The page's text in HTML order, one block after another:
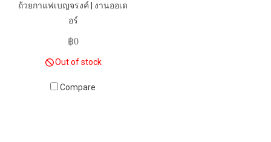
ถ้วยกาแฟเบญจรงค์ | งานออเด
อร์
฿0
Out of stock
Compare